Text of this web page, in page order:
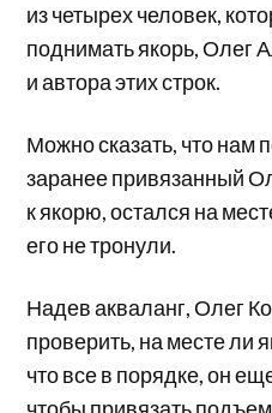
из четырех человек,
поднимать якорь, Олег
и автора этих строк.
Можно сказать, что нам
заранее привязанный
к якорю, остался на
его не тронули.
Надев акваланг, Олег
проверить, на месте ли
что все в порядке, он